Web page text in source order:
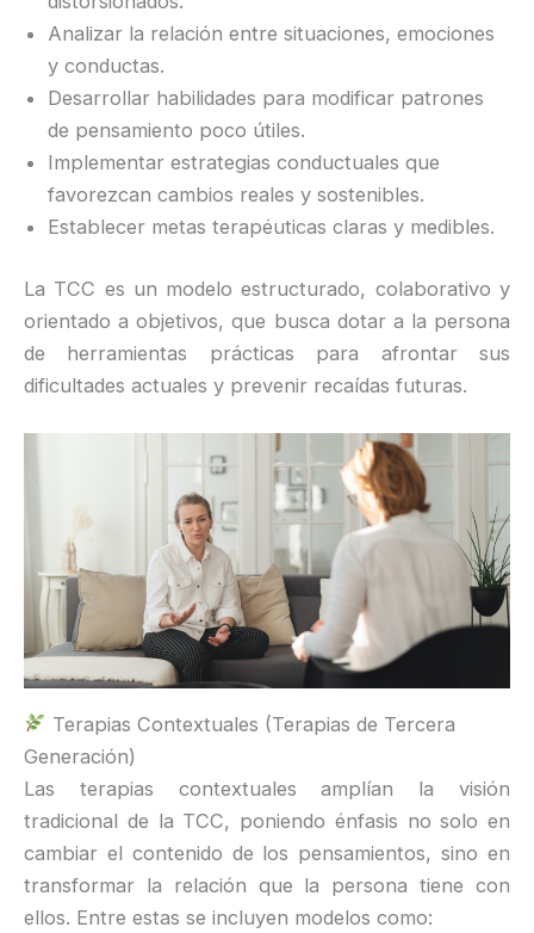
Analizar la relación entre situaciones, emociones
y conductas.
Desarrollar habilidades para modificar patrones
de pensamiento poco útiles.
Implementar estrategias conductuales que
favorezcan cambios reales y sostenibles.
Establecer metas terapéuticas claras y medibles.
La TCC es un modelo estructurado, colaborativo y
orientado a objetivos, que busca dotar a la persona
de herramientas prácticas para afrontar sus
dificultades actuales y prevenir recaídas futuras.
Terapias Contextuales (Terapias de Tercera
Generación)
Las terapias contextuales amplían la visión
tradicional de la TCC, poniendo énfasis no solo en
cambiar el contenido de los pensamientos, sino en
transformar la relación que la persona tiene con
ellos. Entre estas se incluyen modelos como: